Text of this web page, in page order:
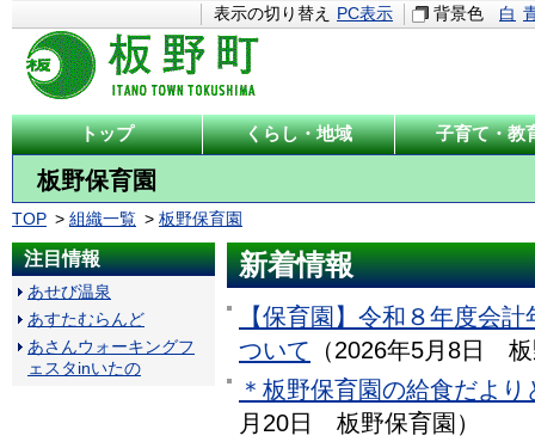
表示の切り替え PC表示 背景色 白
トップ くらし・地域 子育て・教
板野保育園
TOP 組織一覧 板野保育園
新着情報
【保育園】令和８年度会
ついて （2026年5月8日
＊板野保育園の給食だよ
月20日
板野保育園 ）
注目情報
あせび温泉
あすたむらんど
あさんウォーキングフ
ェスタinいたの